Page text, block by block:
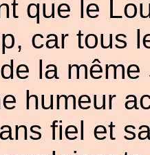
que le
car tous
la même
humeur
fiel et